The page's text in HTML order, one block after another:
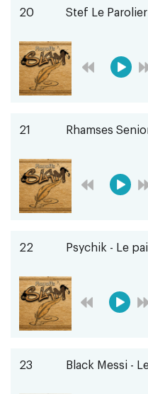
20 Stef Le
21 Rhamses
22 Psychik - Le
23 Black Messi -